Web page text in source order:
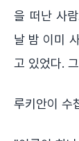
을 떠난 사
날 밤 이미
고 있었다.
루키안이 수